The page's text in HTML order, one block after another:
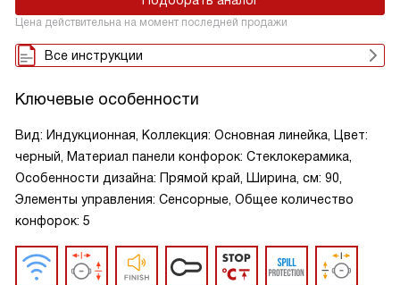
Цена действительна на момент последней продажи
Все инструкции
Ключевые особенности
Вид: Индукционная, Коллекция: Основная линейка, Цвет:
черный, Материал панели конфорок: Стеклокерамика,
Особенности дизайна: Прямой край, Ширина, см: 90,
Элементы управления: Сенсорные, Общее количество
конфорок: 5